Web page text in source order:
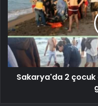
Sakarya'da 2